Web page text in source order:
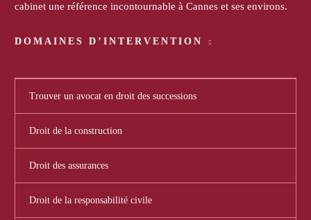
cabinet une référence incontournable à Cannes et ses environs.
DOMAINES D’INTERVENTION
Trouver un avocat en droit des successions
Droit de la construction
Droit des assurances
Droit de la responsabilité civile